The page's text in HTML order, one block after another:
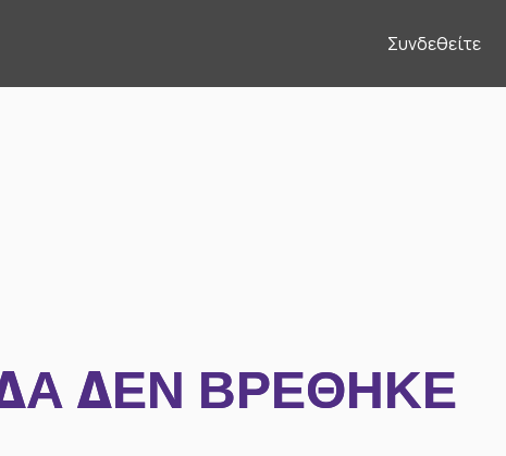
Συνδεθείτε
ΔΕΝ ΒΡΈΘΗΚΕ